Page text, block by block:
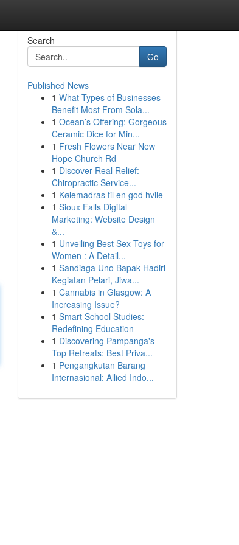
Search
Go
Published News
1 What Types of Businesses
Benefit Most From Sola...
1 Ocean’s Offering: Gorgeous
Ceramic Dice for Min...
1 Fresh Flowers Near New
Hope Church Rd
1 Discover Real Relief:
Chiropractic Service...
1 Kølemadras til en god hvile
1 Sioux Falls Digital
Marketing: Website Design
&...
1 Unveiling Best Sex Toys for
Women : A Detail...
1 Sandiaga Uno Bapak Hadiri
Kegiatan Pelari, Jiwa...
1 Cannabis in Glasgow: A
Increasing Issue?
1 Smart School Studies:
Redefining Education
1 Discovering Pampanga's
Top Retreats: Best Priva...
1 Pengangkutan Barang
Internasional: Allied Indo...